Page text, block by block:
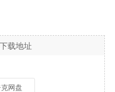
载地址
网盘